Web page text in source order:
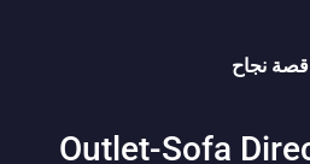
قصة نجاح